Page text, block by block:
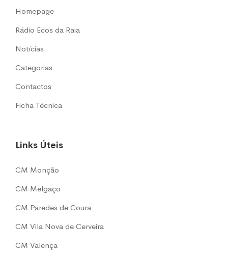
Homepage
Rádio Ecos da Raia
Notícias
Categorias
Contactos
Ficha Técnica
Links Úteis
CM Monção
CM Melgaço
CM Paredes de Coura
CM Vila Nova de Cerveira
CM Valença